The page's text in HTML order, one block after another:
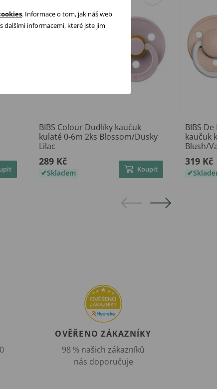
BIBS Colour Dudlíky kaučuk
kulaté 0-6m 2ks Blossom/Dusky
Lilac
289 Kč
Skladem Koupit
BIBS
kaučuk
Blush/
319 Kč
OVĚŘENO ZÁKAZNÍKY
98 % našich zákazníků
nás doporučuje
. Informace o tom, jak náš web
dalšími informacemi, které jste jim